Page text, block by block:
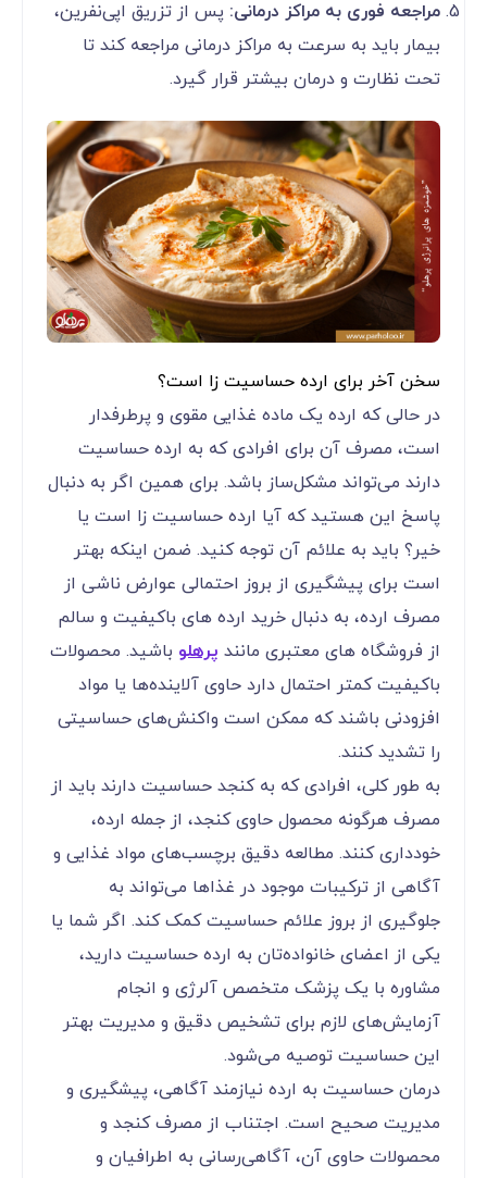
مراجعه فوری به مراکز درمانی: پس از تزریق اپی‌نفرین،
بیمار باید به سرعت به مراکز درمانی مراجعه کند تا
تحت نظارت و درمان بیشتر قرار گیرد.
سخن آخر برای ارده حساسیت زا است؟
در حالی که ارده یک ماده غذایی مقوی و پرطرفدار
است، مصرف آن برای افرادی که به ارده حساسیت
دارند می‌تواند مشکل‌ساز باشد. برای همین اگر به دنبال
پاسخ این هستید که آیا ارده حساسیت زا است یا
خیر؟ باید به علائم آن توجه کنید. ضمن اینکه بهتر
است برای پیشگیری از بروز احتمالی عوارض ناشی از
مصرف ارده، به دنبال خرید ارده های باکیفیت و سالم
از فروشگاه های معتبری مانند پرهلو باشید. محصولات
باکیفیت کمتر احتمال دارد حاوی آلاینده‌ها یا مواد
افزودنی باشند که ممکن است واکنش‌های حساسیتی
را تشدید کنند.
به طور کلی، افرادی که به کنجد حساسیت دارند باید از
مصرف هرگونه محصول حاوی کنجد، از جمله ارده،
خودداری کنند. مطالعه دقیق برچسب‌های مواد غذایی و
آگاهی از ترکیبات موجود در غذاها می‌تواند به
جلوگیری از بروز علائم حساسیت کمک کند. اگر شما یا
یکی از اعضای خانواده‌تان به ارده حساسیت دارید،
مشاوره با یک پزشک متخصص آلرژی و انجام
آزمایش‌های لازم برای تشخیص دقیق و مدیریت بهتر
این حساسیت توصیه می‌شود.
درمان حساسیت به ارده نیازمند آگاهی، پیشگیری و
مدیریت صحیح است. اجتناب از مصرف کنجد و
محصولات حاوی آن، آگاهی‌رسانی به اطرافیان و